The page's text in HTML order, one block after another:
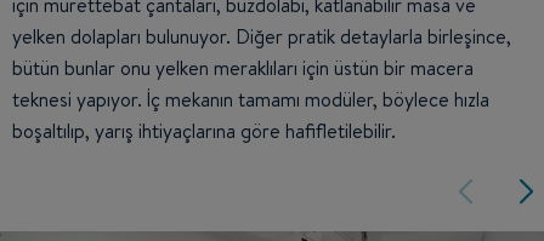
yelken dolapları bulunuyor. Diğer pratik detaylarla birleşince,
bütün bunlar onu yelken meraklıları için üstün bir macera
teknesi yapıyor. İç mekanın tamamı modüler, böylece hızla
boşaltılıp, yarış ihtiyaçlarına göre hafifletilebilir.